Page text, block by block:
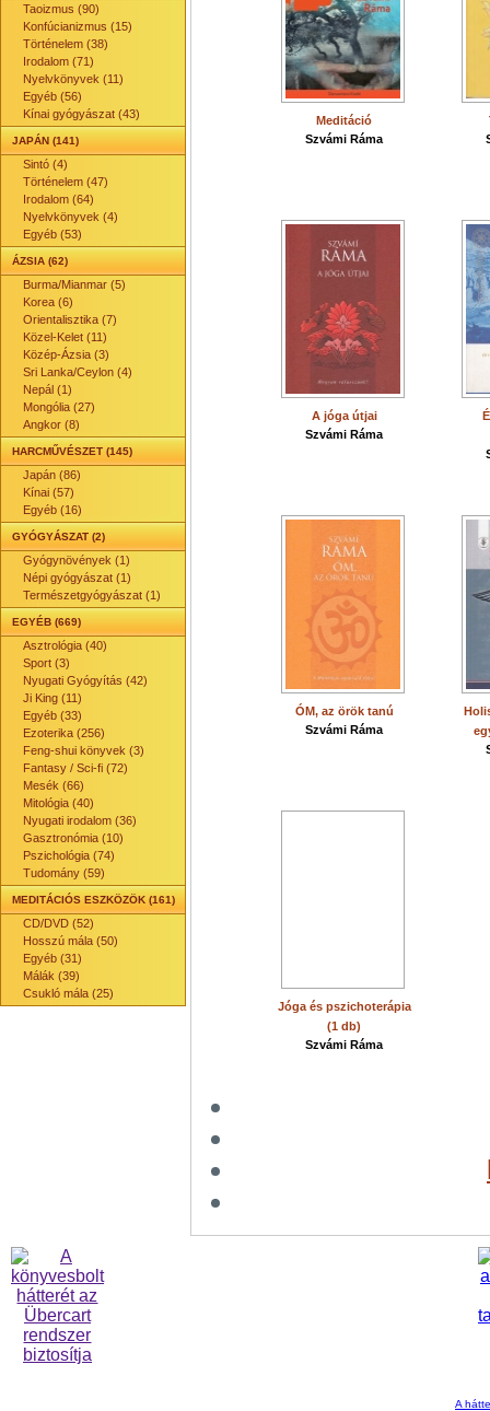
Taoizmus (90)
Konfúcianizmus (15)
Történelem (38)
Irodalom (71)
Nyelvkönyvek (11)
Egyéb (56)
Kínai gyógyászat (43)
JAPÁN (141)
Sintó (4)
Történelem (47)
Irodalom (64)
Nyelvkönyvek (4)
Egyéb (53)
ÁZSIA (62)
Burma/Mianmar (5)
Korea (6)
Orientalisztika (7)
Közel-Kelet (11)
Közép-Ázsia (3)
Sri Lanka/Ceylon (4)
Nepál (1)
Mongólia (27)
Angkor (8)
HARCMŰVÉSZET (145)
Japán (86)
Kínai (57)
Egyéb (16)
GYÓGYÁSZAT (2)
Gyógynövények (1)
Népi gyógyászat (1)
Természetgyógyászat (1)
EGYÉB (669)
Asztrológia (40)
Sport (3)
Nyugati Gyógyítás (42)
Ji King (11)
Egyéb (33)
Ezoterika (256)
Feng-shui könyvek (3)
Fantasy / Sci-fi (72)
Mesék (66)
Mitológia (40)
Nyugati irodalom (36)
Gasztronómia (10)
Pszichológia (74)
Tudomány (59)
MEDITÁCIÓS ESZKÖZÖK (161)
CD/DVD (52)
Hosszú mála (50)
Egyéb (31)
Málák (39)
Csukló mála (25)
Meditáció
Szvámi Ráma
A jóga útjai
Szvámi Ráma
ÓM, az örök tanú
Szvámi Ráma
Jóga és pszichoterápia
(1 db)
Szvámi Ráma
A